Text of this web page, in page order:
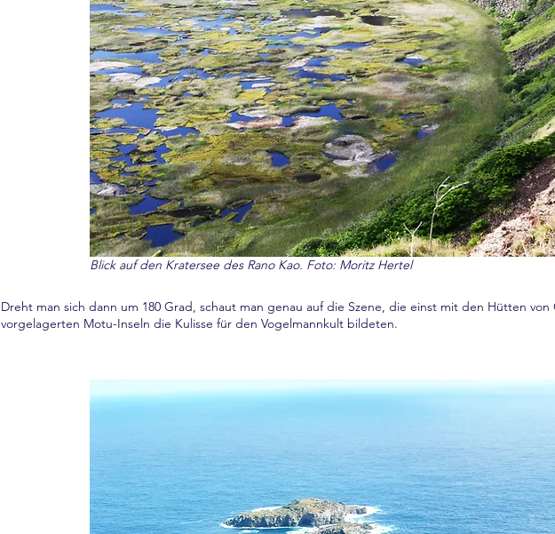
Blick auf den Kratersee des Rano Kao. Foto: Moritz Hertel
Dreht man sich dann um 180 Grad, schaut man genau auf die Szene, die einst mit den Hütten
vorgelagerten Motu-Inseln die Kulisse für den Vogelmannkult bildeten.